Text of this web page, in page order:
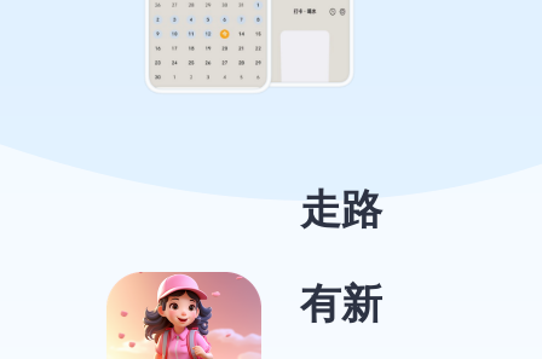
走路
有新